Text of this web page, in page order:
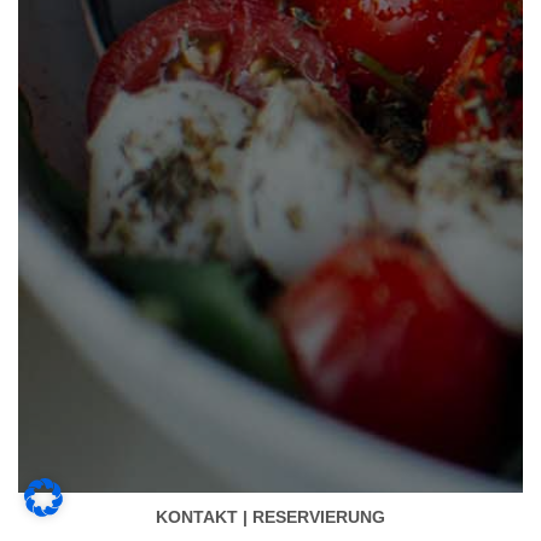
KONTAKT | RESERVIERUNG